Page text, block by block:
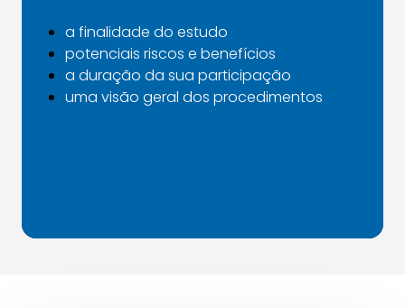
a finalidade do estudo
potenciais riscos e benefícios
a duração da sua participação
uma visão geral dos procedimentos